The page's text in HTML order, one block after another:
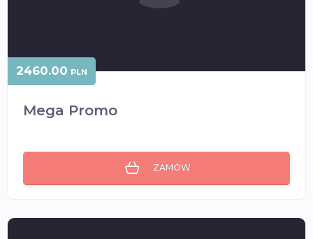
Mega Promo
2460.00 PLN
ZAMÓW